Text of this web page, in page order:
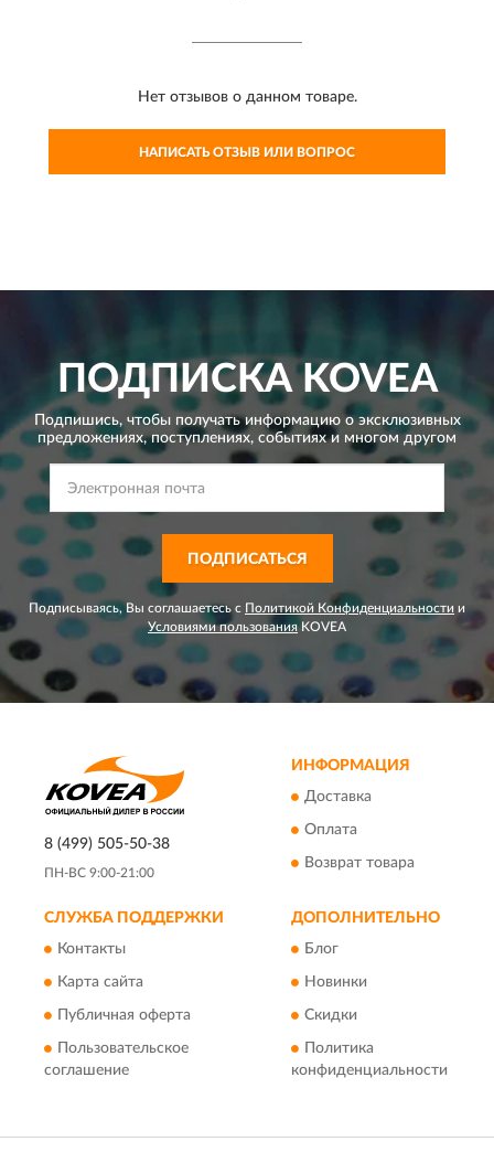
Нет отзывов о данном товаре.
НАПИСАТЬ ОТЗЫВ ИЛИ ВОПРОС
ПОДПИСКАKOVEA
Подпишись, чтобы получать информацию о эксклюзивных
предложениях,поступлениях, событиях и многом другом
ПОДПИСАТЬСЯ
Подписываясь, Вы соглашаетесь с Политикой Конфиденциальности и
Условиями пользованияKOVEA
8 (499) 505-50-38
ПН-ВС 9:00-21:00
ИНФОРМАЦИЯ
Доставка
Оплата
Возврат товара
СЛУЖБА ПОДДЕРЖКИ
Контакты
Карта сайта
Публичная оферта
Пользовательское
соглашение
ДОПОЛНИТЕЛЬНО
Блог
Новинки
Скидки
Политика
конфиденциальности